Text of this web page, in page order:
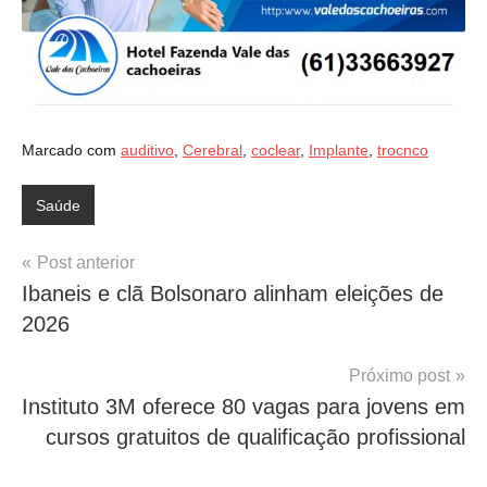
Marcado com auditivo Cerebral coclear, Implante trocnco
Saúde
Navegação
de
Post
Post anterior
Ibaneis e clã Bolsonaro alinham eleições de
2026
Próximo post
Instituto 3M oferece 80 vagas para jovens em
cursos gratuitos de qualificação profissional